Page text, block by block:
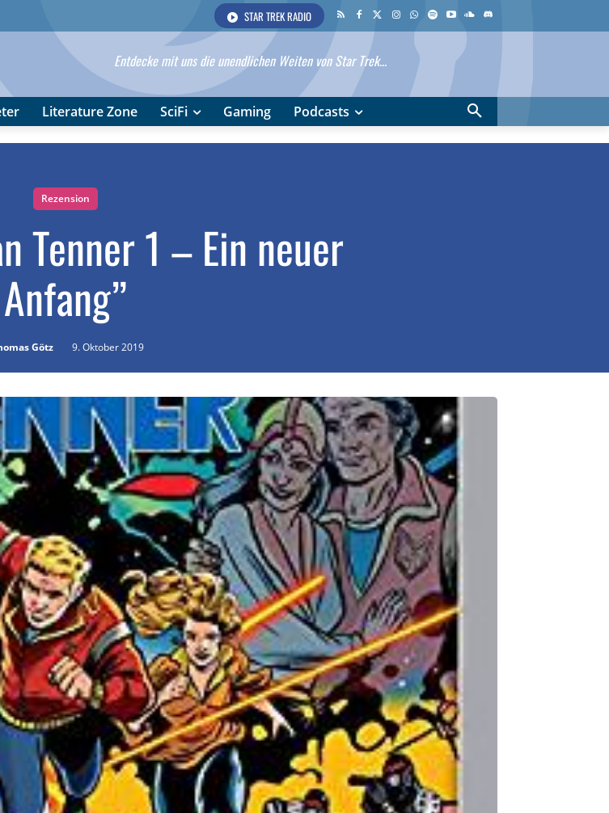
STAR TREK RADIO
Entdecke mit uns die unendlichen Weiten von Star Trek...
Literature Zone SciFi Gaming Podcasts
Rezension
Tenner 1 – Ein neuer
Anfang”
Götz 9. Oktober 2019